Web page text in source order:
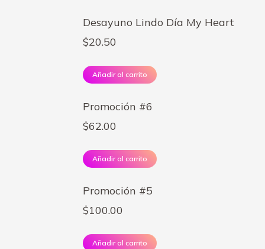
Desayuno Lindo Día My Heart
$20.50
Añadir al carrito
Promoción #6
$62.00
Añadir al carrito
Promoción #5
$100.00
Añadir al carrito